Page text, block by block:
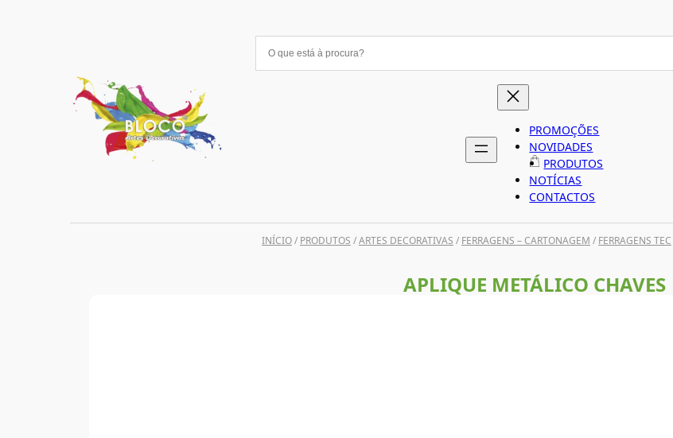
PROMOÇÕES
NOVIDADES
PRODUTOS
NOTÍCIAS
CONTACTOS
INÍCIO/ PRODUTOS /ARTES DECORATIVAS / FERRAGENS – CARTONAGEM / FERRAGENS TEC
APLIQUE METÁLICO CHAVES